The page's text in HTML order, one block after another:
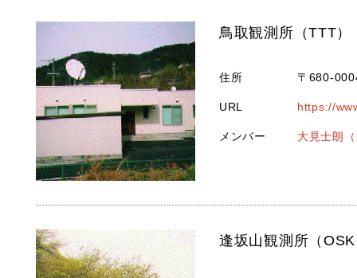
鳥取観測所（TTT）
住所 〒680-
URL https://
メンバー 大見士朗
逢坂山観測所（